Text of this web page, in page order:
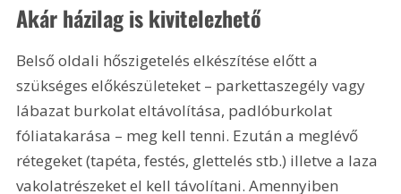
Akár házilag is kivitelezhető
Belső oldali hőszigetelés elkészítése előtt a
szükséges előkészületeket – parkettaszegély vagy
lábazat burkolat eltávolítása, padlóburkolat
fóliatakarása – meg kell tenni. Ezután a meglévő
rétegeket (tapéta, festés, glettelés stb.) illetve a laza
vakolatrészeket el kell távolítani. Amennyiben